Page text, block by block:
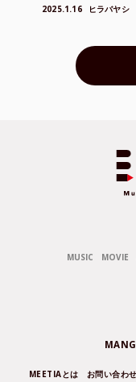
2025.1.16 ヒラバヤシ
MUSIC MOVIE
MEETIAとは お問い合わせ